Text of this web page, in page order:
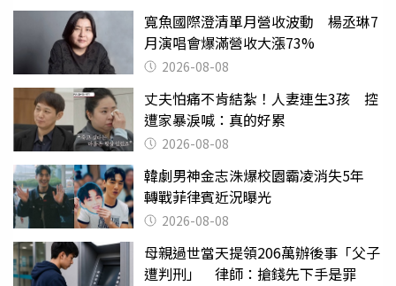
寬魚國際澄清單月營收波動 楊丞琳7
月演唱會爆滿營收大漲73%
2026-08-08
丈夫怕痛不肯結紮！人妻連生3孩 控
遭家暴淚喊：真的好累
2026-08-08
韓劇男神金志洙爆校園霸凌消失5年
轉戰菲律賓近況曝光
2026-08-08
母親過世當天提領206萬辦後事「父子
遭判刑」 律師：搶錢先下手是罪